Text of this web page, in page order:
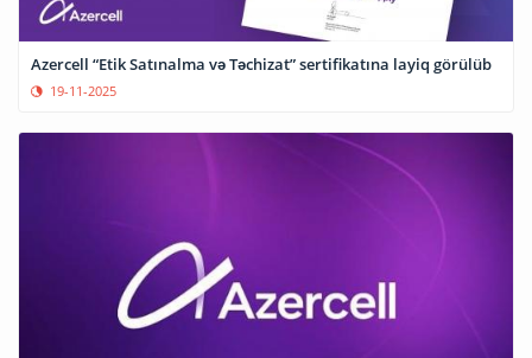
Azercell “Etik Satınalma və Təchizat” sertifikatına layiq görülüb
19-11-2025